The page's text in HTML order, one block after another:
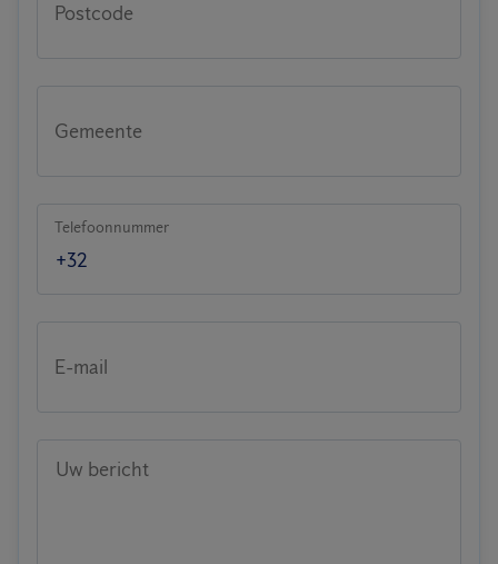
Postcode
Gemeente
Telefoonnummer
E-mail
Uw bericht